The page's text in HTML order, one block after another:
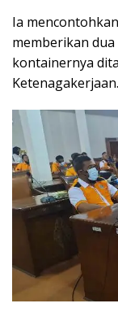
Ia
memberikan
kontainernya
Ketenagakerjaan.